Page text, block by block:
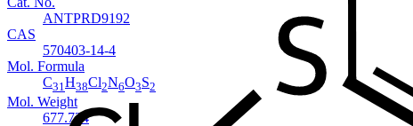
ANTPRD9192
CAS
570403-14-4
Mol. Formula
C31 H38Cl2N6O3S2
Mol. Weight
677.724